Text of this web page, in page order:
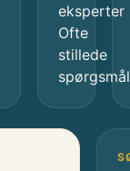
eksperter
Ofte
stillede
spørgsmål